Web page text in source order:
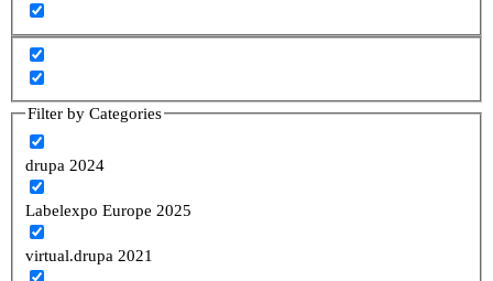
Filter by Categories
drupa 2024
Labelexpo Europe 2025
virtual.drupa 2021